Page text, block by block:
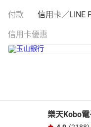
付款 信用卡／LINE
信用卡優惠
樂天Kobo